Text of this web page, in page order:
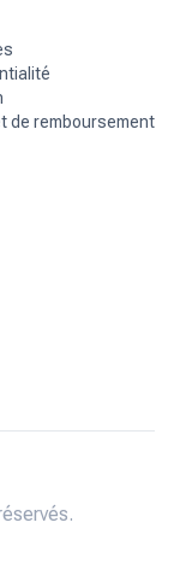
de remboursement